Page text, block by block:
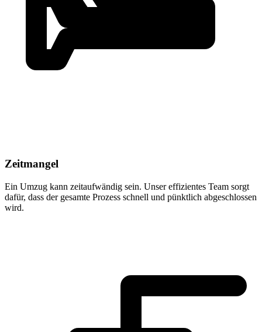
Zeitmangel
Ein Umzug kann zeitaufwändig sein. Unser effizientes Team sorgt
dafür, dass der gesamte Prozess schnell und pünktlich abgeschlossen
wird.